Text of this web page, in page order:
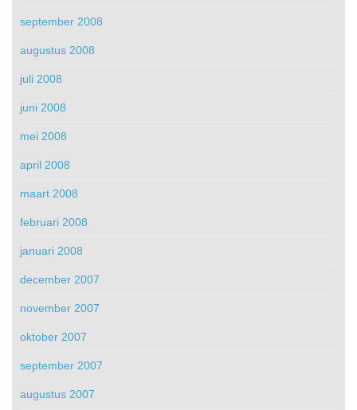
september 2008
augustus 2008
juli 2008
juni 2008
mei 2008
april 2008
maart 2008
februari 2008
januari 2008
december 2007
november 2007
oktober 2007
september 2007
augustus 2007